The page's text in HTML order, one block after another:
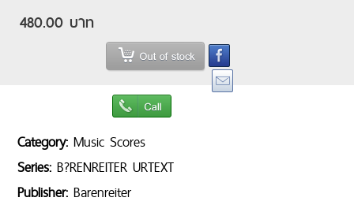
480.00 บาท
Category:Music Scores
Series:B?RENREITER URTEXT
Publisher:Barenreiter